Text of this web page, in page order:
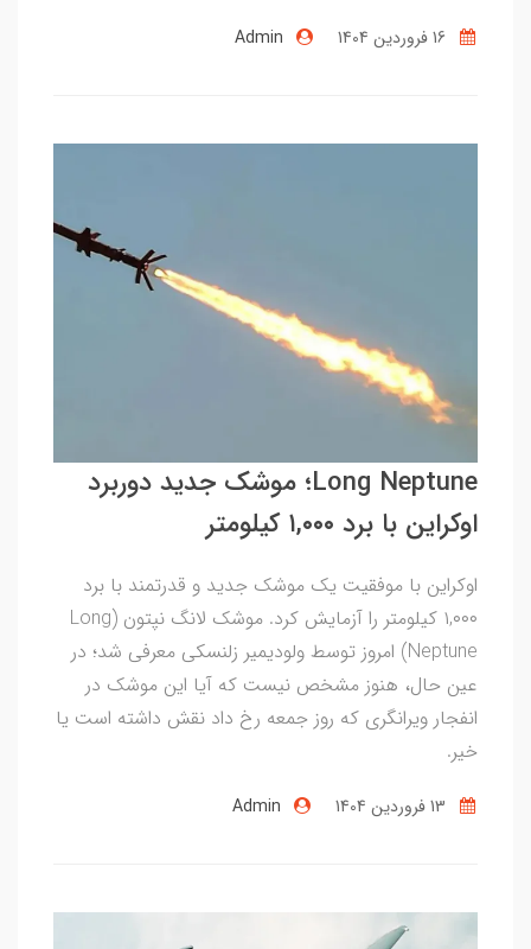
Admin
Long Neptune؛ موشک جدید دوربرد
اوکراین با برد ۱,۰۰۰ کیلومتر
اوکراین با موفقیت یک موشک جدید و قدرتمند با برد
۱,۰۰۰ کیلومتر را آزمایش کرد. موشک لانگ نپتون (Long
Neptune) امروز توسط ولودیمیر زلنسکی معرفی شد؛ در
عین حال، هنوز مشخص نیست که آیا این موشک در
انفجار ویرانگری که روز جمعه رخ داد نقش داشته است یا
خیر.
Admin